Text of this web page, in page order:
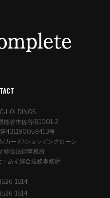
HOLDINGS
谷市佐谷田1001-2
431190059413号
/カード/ショッピングローン
綜合法律事務所
あす綜合法務事務所
1514
1514